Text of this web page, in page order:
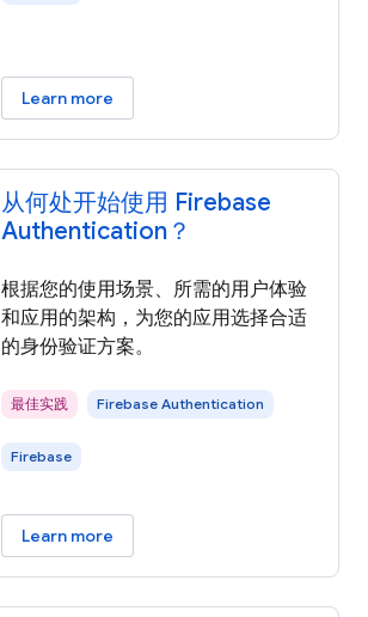
Learn more
从何处开始使用 Firebase
Authentication？
根据您的使用场景、所需的用户体验
和应用的架构，为您的应用选择合适
的身份验证方案。
最佳实践 Firebase Authentication
Firebase
Learn more